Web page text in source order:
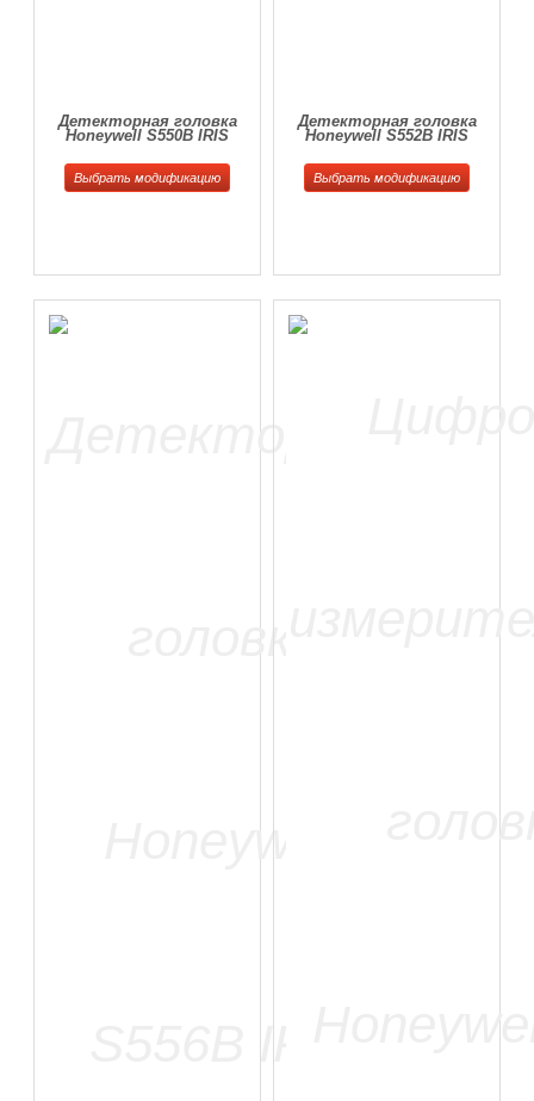
Детекторная головка
Honeywell S550B IRIS
Выбрать модификацию
Детекторная головка
Honeywell S552B IRIS
Выбрать модификацию